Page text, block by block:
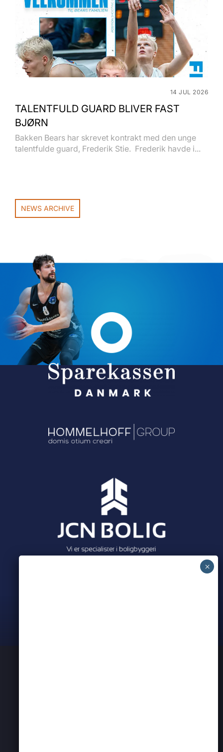
14 JUL 2026
TALENTFULD GUARD BLIVER FAST
BJØRN
Bakken Bears har skrevet kontrakt med den unge
talentfulde guard, Frederik Stie. Frederik havde i...
NEWS ARCHIVE